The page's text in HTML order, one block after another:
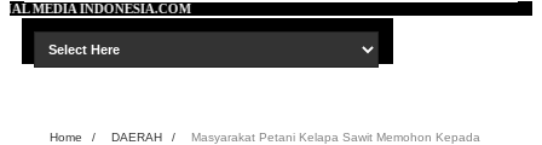
Home / DAERAH /
Masyarakat Petani Kelapa Sawit Memohon Kepada